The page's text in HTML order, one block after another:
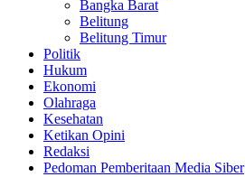
Bangka Barat
Belitung
Belitung Timur
Politik
Hukum
Ekonomi
Olahraga
Kesehatan
Ketikan Opini
Redaksi
Pedoman Pemberitaan Media Siber